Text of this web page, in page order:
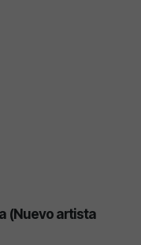
(Nuevo artista